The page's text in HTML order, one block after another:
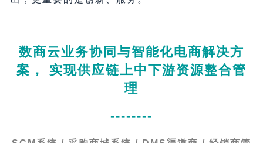
数商云业务协同与智能化电商解决方
案， 实现供应链上中下游资源整合管
理
--------